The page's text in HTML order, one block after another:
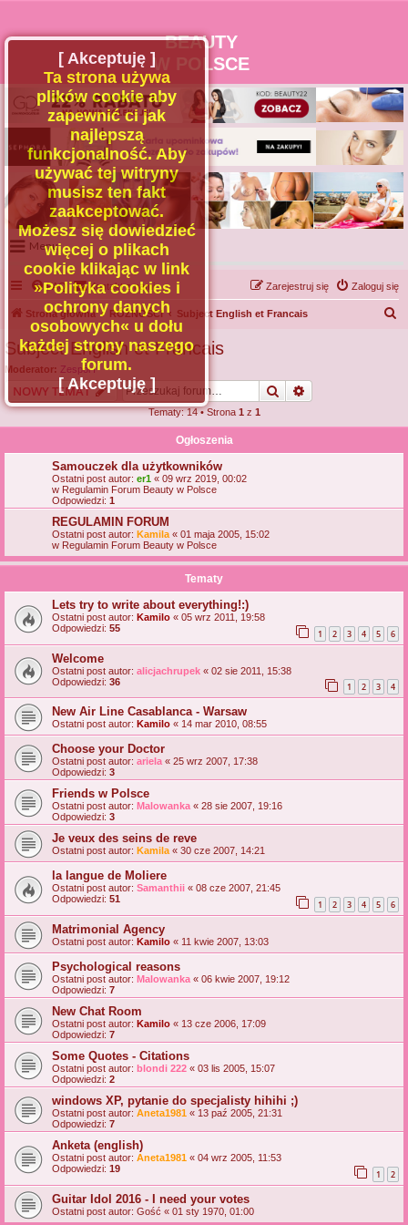
BEAUTY
W POLSCE
Menu
Portal
Facebook
Regulamin
Zapytaj administratora
Kontakt
FAQ Kontakt z nami Zaloguj się
Zarejestruj się
Strona główna RÓŻNOŚCI Subject English et Francais
Subject English et Francais
Moderator: Zespół I
NOWY TEMAT Szukaj
Tematy: 14 • Strona 1 z 1
Ogłoszenia
Samouczek dla użytkowników
Ostatni post autor: er1 « 09 wrz 2019, 00:02
w Regulamin Forum Beauty w Polsce
Odpowiedzi: 1
REGULAMIN FORUM
Ostatni post autor: Kamila « 01 maja 2005, 15:02
w Regulamin Forum Beauty w Polsce
Tematy
Lets try to write about everything!:)
Ostatni post autor: Kamilo « 05 wrz 2011, 19:58
Odpowiedzi: 55 1 2 3 4 5 6
Welcome
Ostatni post autor: alicjachrupek « 02 sie 2011, 15:38
Odpowiedzi: 36 1 2 3 4
New Air Line Casablanca - Warsaw
Ostatni post autor: Kamilo « 14 mar 2010, 08:55
Choose your Doctor
Ostatni post autor: ariela « 25 wrz 2007, 17:38
Odpowiedzi: 3
Friends w Polsce
Ostatni post autor: Malowanka « 28 sie 2007, 19:16
Odpowiedzi: 3
Je veux des seins de reve
Ostatni post autor: Kamila « 30 cze 2007, 14:21
la langue de Moliere
Ostatni post autor: Samanthii « 08 cze 2007, 21:45
Odpowiedzi: 51 1 2 3 4 5 6
Matrimonial Agency
Ostatni post autor: Kamilo « 11 kwie 2007, 13:03
Psychological reasons
Ostatni post autor: Malowanka « 06 kwie 2007, 19:12
Odpowiedzi: 7
New Chat Room
Ostatni post autor: Kamilo « 13 cze 2006, 17:09
Odpowiedzi: 7
Some Quotes - Citations
Ostatni post autor: blondi 222 « 03 lis 2005, 15:07
Odpowiedzi: 2
windows XP, pytanie do specjalisty hihihi ;)
Ostatni post autor: Aneta1981 « 13 paź 2005, 21:31
Odpowiedzi: 7
Anketa (english)
Ostatni post autor: Aneta1981 « 04 wrz 2005, 11:53
Odpowiedzi: 19 1 2
Guitar Idol 2016 - I need your votes
Ostatni post autor: Gość « 01 sty 1970, 01:00
[ Akceptuję ]
Ta strona używa
plików cookie aby
zapewnić ci jak
najlepszą
funkcjonalność. Aby
używać tej witryny
musisz ten fakt
zaakceptować.
Możesz się dowiedzieć
więcej o plikach
cookie klikając w link
»Polityka cookies i
ochrony danych
osobowych« u dołu
każdej strony naszego
forum.
[ Akceptuję ]